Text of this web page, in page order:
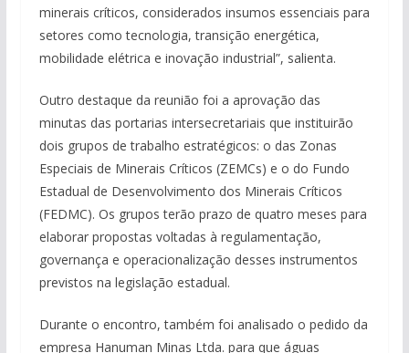
minerais críticos, considerados insumos essenciais para
setores como tecnologia, transição energética,
mobilidade elétrica e inovação industrial”, salienta.
Outro destaque da reunião foi a aprovação das
minutas das portarias intersecretariais que instituirão
dois grupos de trabalho estratégicos: o das Zonas
Especiais de Minerais Críticos (ZEMCs) e o do Fundo
Estadual de Desenvolvimento dos Minerais Críticos
(FEDMC). Os grupos terão prazo de quatro meses para
elaborar propostas voltadas à regulamentação,
governança e operacionalização desses instrumentos
previstos na legislação estadual.
Durante o encontro, também foi analisado o pedido da
empresa Hanuman Minas Ltda. para que águas